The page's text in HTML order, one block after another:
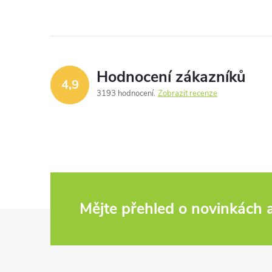
4,9 Hodnocení zákazníků
3193 hodnocení Zobrazit recenze
Mějte přehled o novinkách